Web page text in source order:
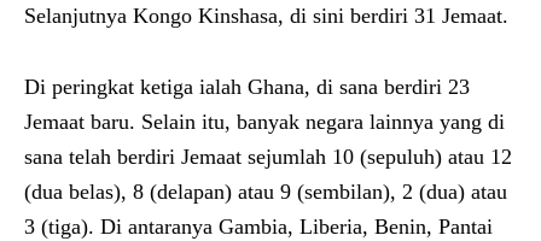
Selanjutnya Kongo Kinshasa, di sini berdiri 31 Jemaat.
Di peringkat ketiga ialah Ghana, di sana berdiri 23
Jemaat baru. Selain itu, banyak negara lainnya yang di
sana telah berdiri Jemaat sejumlah 10 (sepuluh) atau 12
(dua belas), 8 (delapan) atau 9 (sembilan), 2 (dua) atau
3 (tiga). Di antaranya Gambia, Liberia, Benin, Pantai